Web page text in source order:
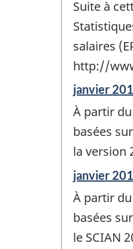
Suite à
salaires
http://
Période
de
référence
de
-
janvier
À partir
basées
la version
Période
de
référence
de
-
janvier
À partir
basées
le SCIAN